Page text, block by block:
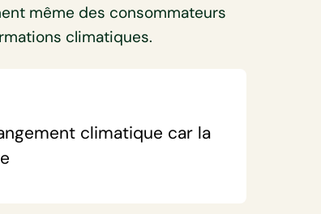
même des consommateurs
climatiques.
climatique car la